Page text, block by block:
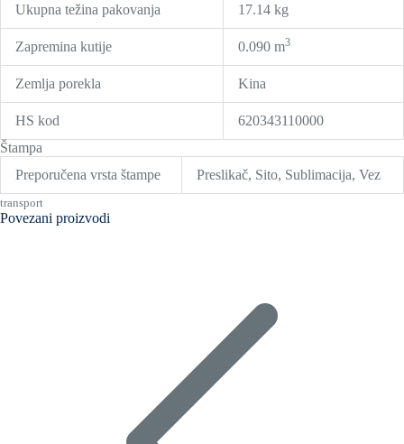
Ukupna težina pakovanja 17.14 kg
Zapremina kutije 0.090 m3
Zemlja porekla Kina
HS kod
620343110000
Štampa
Preporučena vrsta štampe
Preslikač, Sito, Sublimacija, Vez
transport
Povezani proizvodi